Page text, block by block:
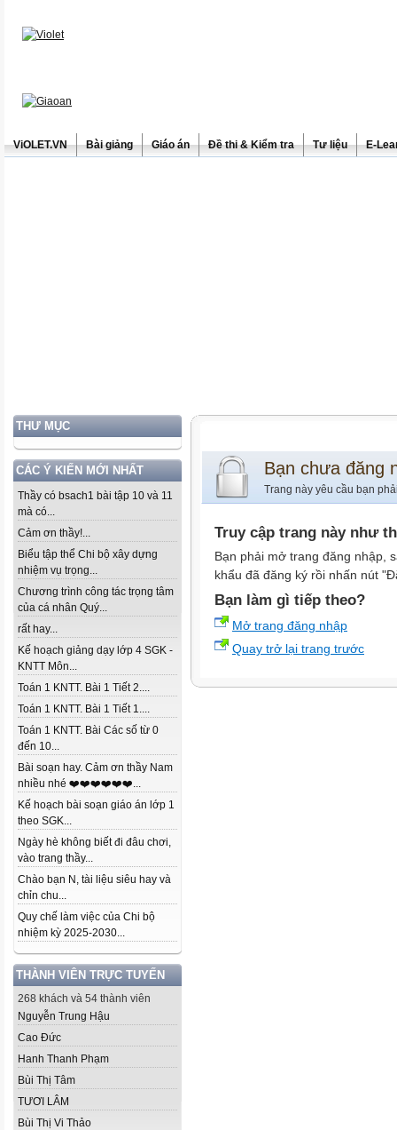
ViOLET.VN Bài giảng Giáo án Đề thi & Kiểm tra Tư liệu E-
THƯ MỤC
CÁC Ý KIẾN MỚI NHẤT
Thầy có bsach1 bài tập 10 và 11
mà có...
Cảm ơn thầy!...
Biểu tập thể Chi bộ xây dựng
nhiệm vụ trọng...
Chương trình công tác trọng tâm
của cá nhân Quý...
rất hay...
Kế hoạch giảng dạy lớp 4 SGK -
KNTT Môn...
Toán 1 KNTT. Bài 1 Tiết 2....
Toán 1 KNTT. Bài 1 Tiết 1....
Toán 1 KNTT. Bài Các số từ 0
đến 10...
Bài soạn hay. Cảm ơn thầy Nam
nhiều nhé ❤️❤️❤️❤️❤️❤️...
Kế hoạch bài soạn giáo án lớp 1
theo SGK...
Ngày hè không biết đi đâu chơi,
vào trang thầy...
Chào bạn N, tài liệu siêu hay và
chỉn chu...
Quy chế làm việc của Chi bộ
nhiệm kỳ 2025-2030...
THÀNH VIÊN TRỰC TUYẾN
268 khách và 54 thành viên
Nguyễn Trung Hậu
Cao Đức
Hanh Thanh Phạm
Bùi Thị Tâm
TƯƠI LÂM
Bùi Thị Vi Thảo
Bạn chưa đăng
Trang này yêu cầu bạn
Truy cập trang này như
Bạn phải mở trang đăng nhập,
khẩu đã đăng ký rồi nhấn nút
Bạn làm gì tiếp theo?
Mở trang đăng nhập
Quay trở lại trang trước